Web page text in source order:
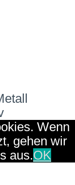
Wenn
gehen wir
aus.OK